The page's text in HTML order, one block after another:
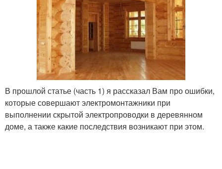
В прошлой статье (часть 1) я рассказал Вам про ошибки,
которые совершают электромонтажники при
выполнении скрытой электропроводки в деревянном
доме, а также какие последствия возникают при этом.